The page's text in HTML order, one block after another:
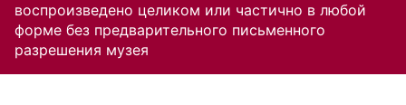
воспроизведено целиком или частично в любой
форме без предварительного письменного
разрешения музея